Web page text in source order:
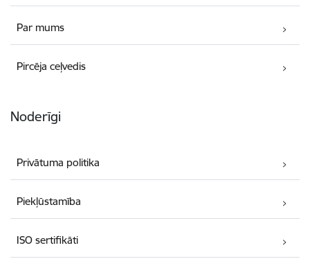
Par mums
Pircēja ceļvedis
Noderīgi
Privātuma politika
Piekļūstamība
ISO sertifikāti